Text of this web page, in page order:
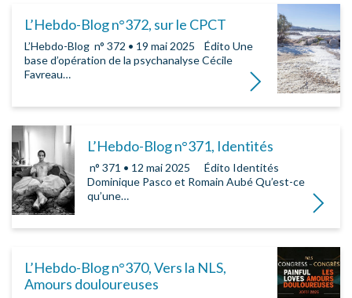
L’Hebdo-Blog n°372, sur le CPCT
L’Hebdo-Blog ­ n° 372 • 19 mai 2025 ­ ­ ­ Édito Une
base d’opération de la psychanalyse Cécile
Favreau…
Lire la suite
L’Hebdo-Blog n°371, Identités
­ n° 371 • 12 mai 2025 ­ ­ ­ Édito Identités
Dominique Pasco et Romain Aubé Qu’est-ce
qu’une…
Lire la
L’Hebdo-Blog n°370, Vers la NLS,
Amours douloureuses